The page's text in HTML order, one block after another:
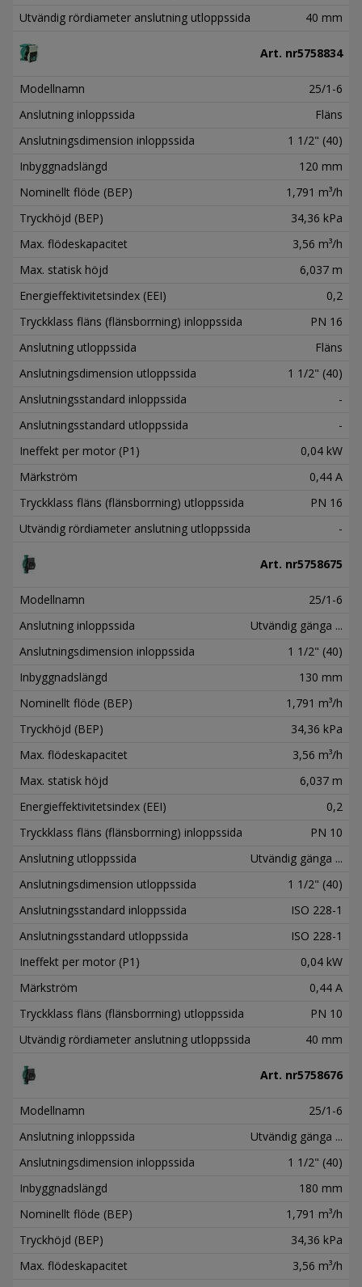
Utvändig rördiameter anslutning utloppssida
40 mm
Art. nr5758834
Modellnamn
25/1-6
Anslutning inloppssida
Fläns
Anslutningsdimension inloppssida
1 1/2" (40)
Inbyggnadslängd
120 mm
Nominellt flöde (BEP)
1,791 m³/h
Tryckhöjd (BEP)
34,36 kPa
Max. flödeskapacitet
3,56 m³/h
Max. statisk höjd
6,037 m
Energieffektivitetsindex (EEI)
0,2
Tryckklass fläns (flänsborrning) inloppssida
PN 16
Anslutning utloppssida
Fläns
Anslutningsdimension utloppssida
1 1/2" (40)
Anslutningsstandard inloppssida
-
Anslutningsstandard utloppssida
-
Ineffekt per motor (P1)
0,04 kW
Märkström
0,44 A
Tryckklass fläns (flänsborrning) utloppssida
PN 16
Utvändig rördiameter anslutning utloppssida
-
Art. nr5758675
Modellnamn
25/1-6
Anslutning inloppssida
Utvändig gänga ...
Anslutningsdimension inloppssida
1 1/2" (40)
Inbyggnadslängd
130 mm
Nominellt flöde (BEP)
1,791 m³/h
Tryckhöjd (BEP)
34,36 kPa
Max. flödeskapacitet
3,56 m³/h
Max. statisk höjd
6,037 m
Energieffektivitetsindex (EEI)
0,2
Tryckklass fläns (flänsborrning) inloppssida
PN 10
Anslutning utloppssida
Utvändig gänga ...
Anslutningsdimension utloppssida
1 1/2" (40)
Anslutningsstandard inloppssida
ISO 228-1
Anslutningsstandard utloppssida
ISO 228-1
Ineffekt per motor (P1)
0,04 kW
Märkström
0,44 A
Tryckklass fläns (flänsborrning) utloppssida
PN 10
Utvändig rördiameter anslutning utloppssida
40 mm
Art. nr5758676
Modellnamn
25/1-6
Anslutning inloppssida
Utvändig gänga ...
Anslutningsdimension inloppssida
1 1/2" (40)
Inbyggnadslängd
180 mm
Nominellt flöde (BEP)
1,791 m³/h
Tryckhöjd (BEP)
34,36 kPa
Max. flödeskapacitet
3,56 m³/h